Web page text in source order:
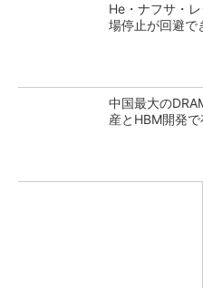
He・ナフサ・
場停止が回避で
中国最大の
産とHBM開発